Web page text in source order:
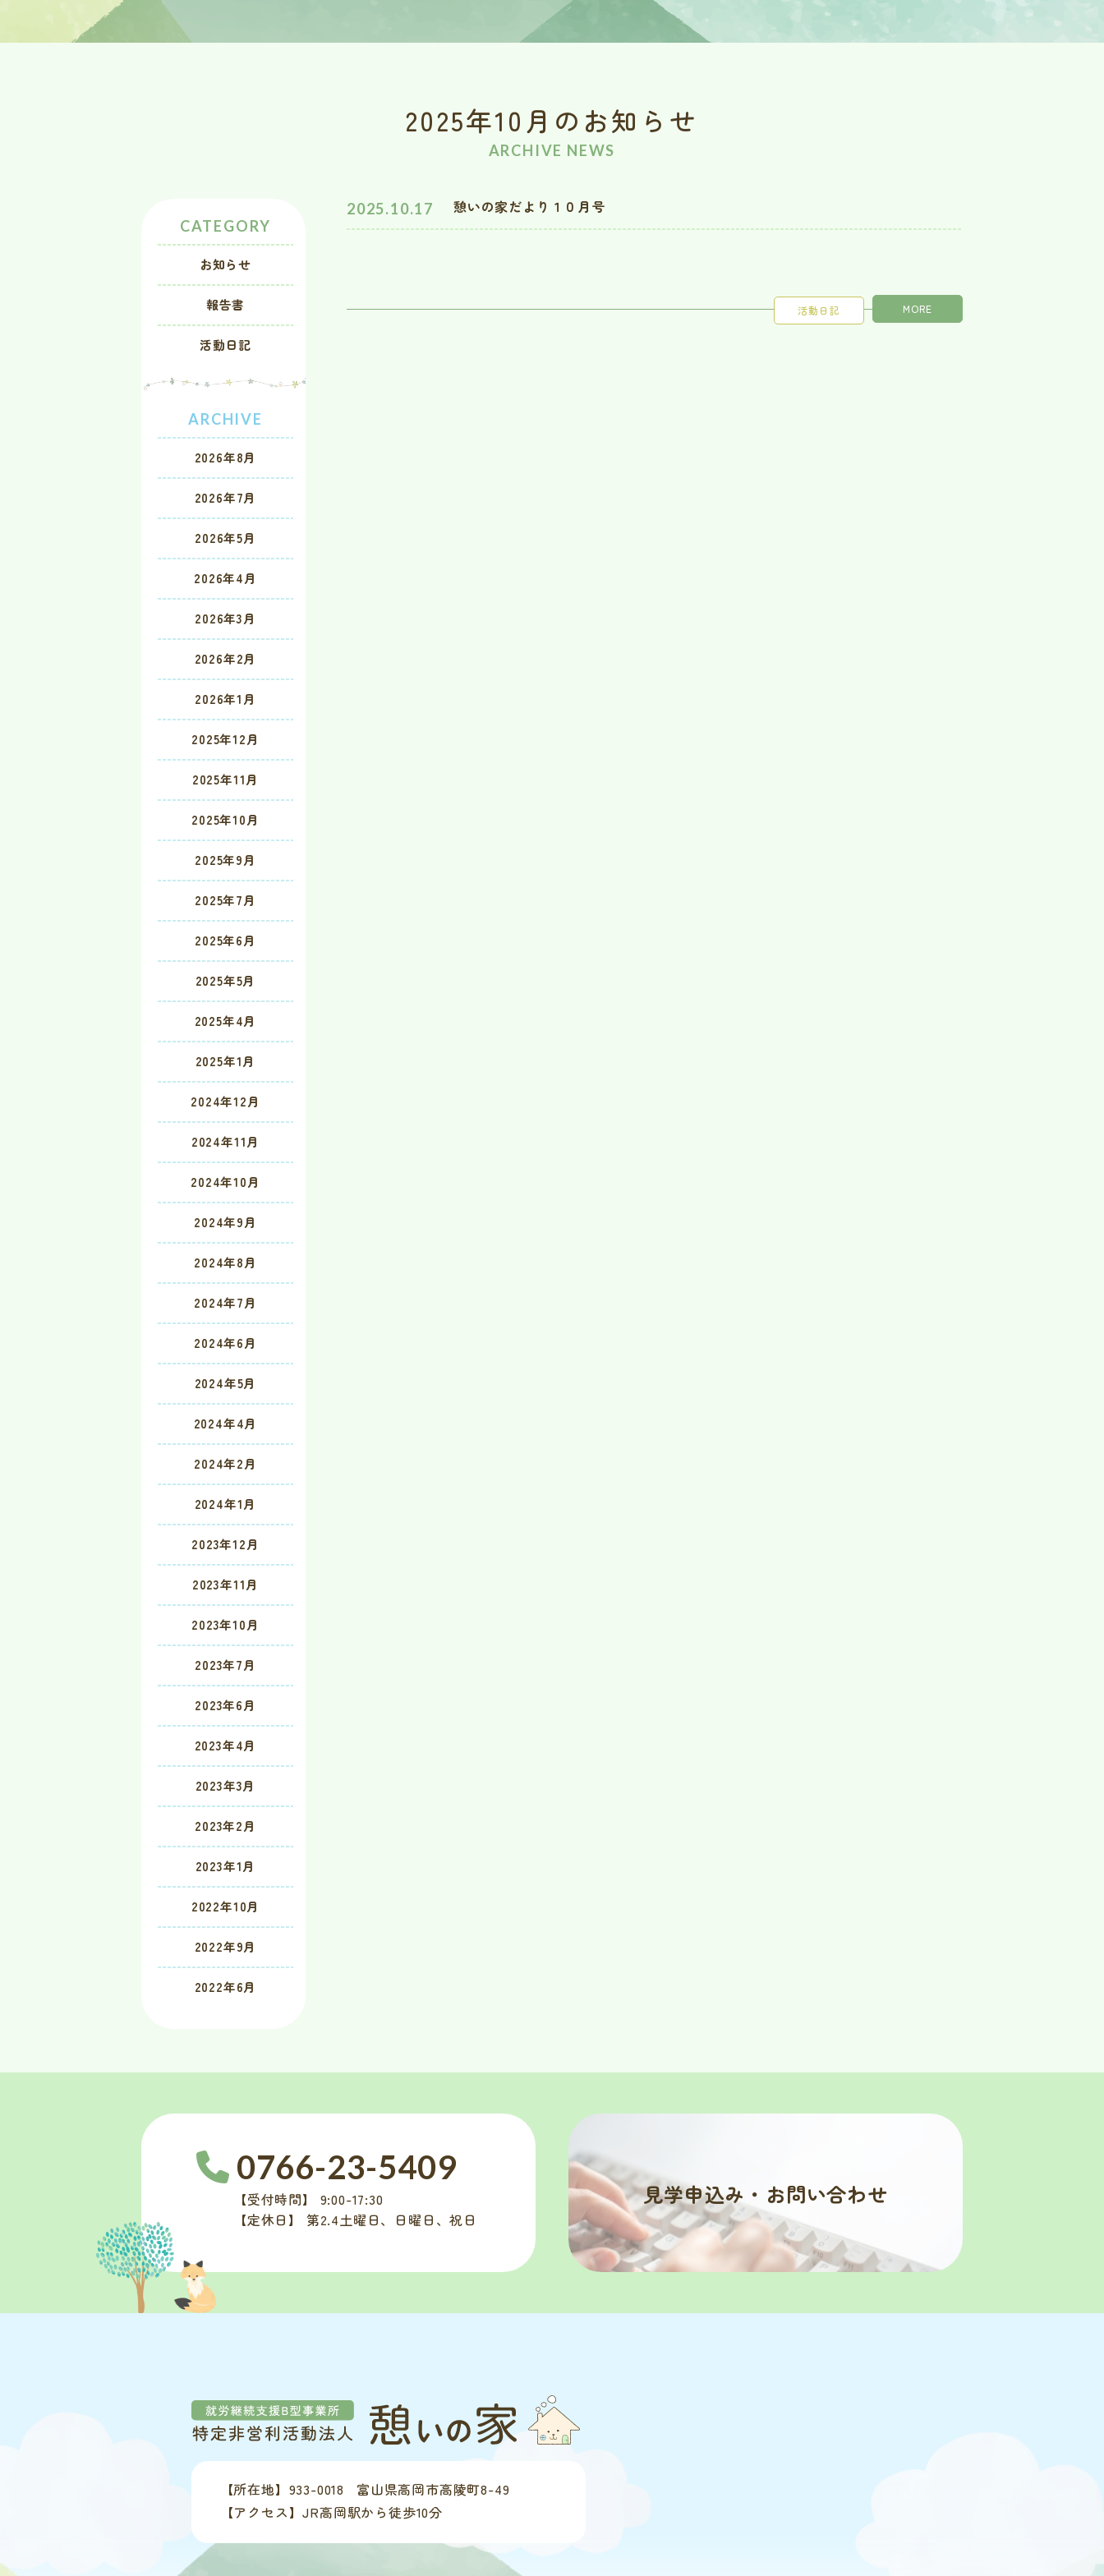
2025年10月のお知らせ
ARCHIVE NEWS
2025.10.17 憩いの家だより１０月号
活動日記 MORE
CATEGORY
お知らせ
報告書
活動日記
ARCHIVE
2026年8月
2026年7月
2026年5月
2026年4月
2026年3月
2026年2月
2026年1月
2025年12月
2025年11月
2025年10月
2025年9月
2025年7月
2025年6月
2025年5月
2025年4月
2025年1月
2024年12月
2024年11月
2024年10月
2024年9月
2024年8月
2024年7月
2024年6月
2024年5月
2024年4月
2024年2月
2024年1月
2023年12月
2023年11月
2023年10月
2023年7月
2023年6月
2023年4月
2023年3月
2023年2月
2023年1月
2022年10月
2022年9月
2022年6月
0766-23-5409
【受付時間】 9:00-17:30
【定休日】 第2.4土曜日、日曜日、祝日
見学申込み・お問い合わせ
【所在地】 933-0018
富山県高岡市高陵町8-49
【アクセス】JR高岡駅から徒歩10分